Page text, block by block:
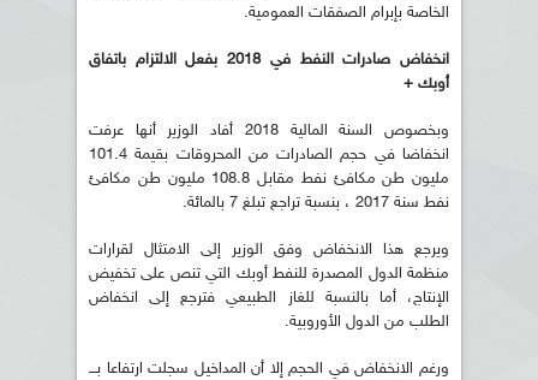
الخاصة بإبرام الصفقات العمومية.
انخفاض صادرات النفط في 2018 بفعل الالتزام باتفاق
أوبك +
وبخصوص السنة المالية 2018 أفاد الوزير أنها عرفت
انخفاضا في حجم الصادرات من المحروقات بقيمة 101.4
مليون طن مكافئ نفط مقابل 108.8 مليون طن مكافئ
نفط سنة 2017 ، بنسبة تراجع تبلغ 7 بالمائة.
ويرجع هذا الانخفاض وفق الوزير إلى الامتثال لقرارات
منظمة الدول المصدرة للنفط أوبك التي تنص على تخفيض
الإنتاج، أما بالنسبة للغاز الطبيعي فترجع إلى انخفاض
الطلب من الدول الأوروبية.
ورغم الانخفاض في الحجم إلا أن المداخيل سجلت ارتفاعا بـــ